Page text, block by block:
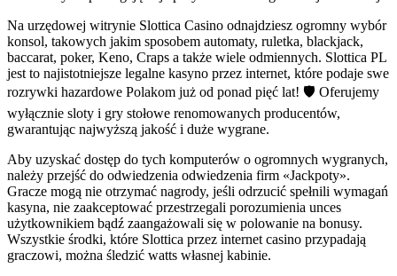
Na urzędowej witrynie Slottica Casino odnajdziesz ogromny wybór
konsol, takowych jakim sposobem automaty, ruletka, blackjack,
baccarat, poker, Keno, Craps a także wiele odmiennych. Slottica PL
jest to najistotniejsze legalne kasyno przez internet, które podaje swe
rozrywki hazardowe Polakom już od ponad pięć lat! 🛡️ Oferujemy
wyłącznie sloty i gry stołowe renomowanych producentów,
gwarantując najwyższą jakość i duże wygrane.
Aby uzyskać dostęp do tych komputerów o ogromnych wygranych,
należy przejść do odwiedzenia odwiedzenia firm «Jackpoty».
Gracze mogą nie otrzymać nagrody, jeśli odrzucić spełnili wymagań
kasyna, nie zaakceptować przestrzegali porozumienia unces
użytkownikiem bądź zaangażowali się w polowanie na bonusy.
Wszystkie środki, które Slottica przez internet casino przypadają
graczowi, można śledzić watts własnej kabinie.